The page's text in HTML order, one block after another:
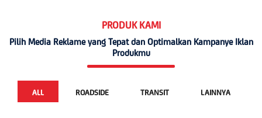
PRODUK KAMI
Pilih Media Reklame yang Tepat dan Optimalkan Kampanye Iklan
Produkmu
ALL ROADSIDE TRANSIT LAINNYA